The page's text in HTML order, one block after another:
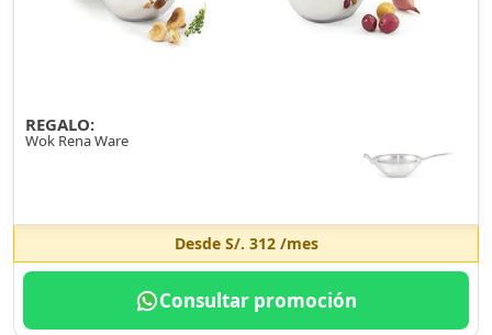
REGALO:
Wok Rena Ware
Desde S/. 312/mes
Consultar promoción